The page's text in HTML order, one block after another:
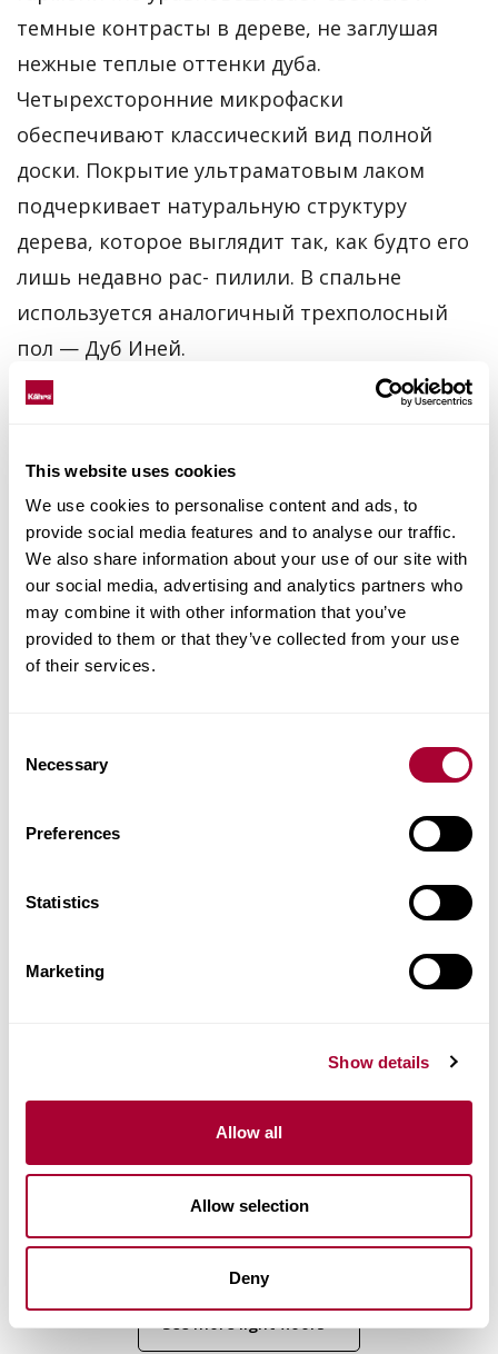
This website uses cookies
We use cookies to personalise content and ads, to
provide social media features and to analyse our traffic.
We also share information about your use of our site with
our social media, advertising and analytics partners who
may combine it with other information that you’ve
provided to them or that they’ve collected from your use
of their services.
Selection
Necessary
Preferences
Statistics
Marketing
Show details
Allow all
Allow selection
Deny
темные контрасты в дереве, не заглушая
нежные теплые оттенки дуба.
Четырехсторонние микрофаски
обеспечивают классический вид полной
доски. Покрытие ультраматовым лаком
подчеркивает натуральную структуру
дерева, которое выглядит так, как будто его
лишь недавно рас- пилили. В спальне
используется аналогичный трехполосный
пол — Дуб Иней.
СТАТЬИ ПО ТЕМЕ
Каменный дом в Провансе
светлые и белые деревянные полы
Темные деревянные полы похожи на
Индустриальный стиль в фермерском
доме
Дерево добавляет тепла
Дуб Небо
See more light floors